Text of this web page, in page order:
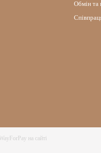
Обмін та